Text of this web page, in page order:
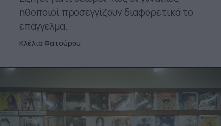
ηθοποιοί προσεγγίζουν διαφορετικά το
επάγγελμα.
Κλέλια Φατούρου